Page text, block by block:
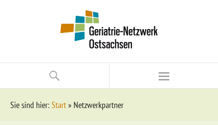
Sie sind hier: Start» Netzwerkpartner